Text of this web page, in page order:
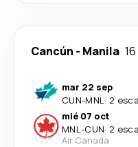
Cancún - Manila
mar 22 sep
CUN-MNL · 2
mié 07 oct
MNL-CUN· 2
Air Canada